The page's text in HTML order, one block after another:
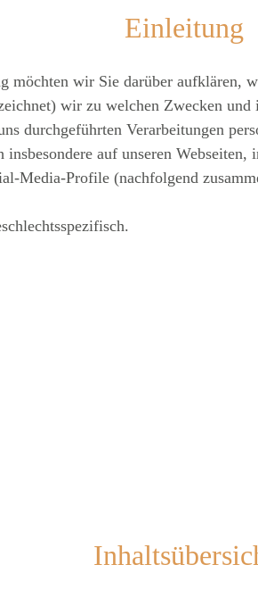
Einleitung
möchten wir Sie darüber aufklären,
wir zu welchen Zwecken
durchgeführten Verarbeitungen
insbesondere auf unseren
Media-Profile (nachfolgend